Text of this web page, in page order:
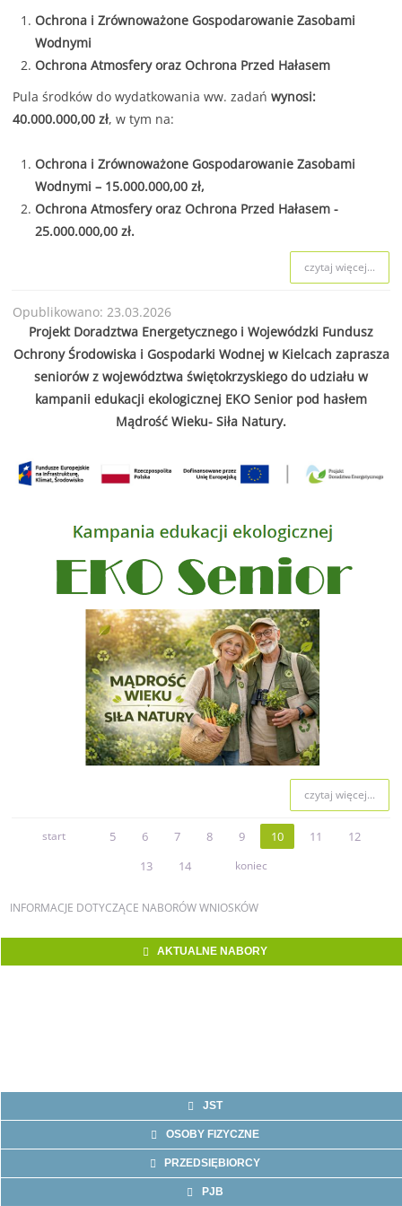
Ochrona i Zrównoważone Gospodarowanie Zasobami
Wodnymi
Ochrona Atmosfery oraz Ochrona Przed Hałasem
Pula środków do wydatkowania ww. zadań wynosi:
40.000.000,00 zł, w tym na:
Ochrona i Zrównoważone Gospodarowanie Zasobami
Wodnymi – 15.000.000,00 zł,
Ochrona Atmosfery oraz Ochrona Przed Hałasem -
25.000.000,00 zł.
czytaj więcej...
Opublikowano: 23.03.2026
Projekt Doradztwa Energetycznego i Wojewódzki Fundusz
Ochrony Środowiska i Gospodarki Wodnej w Kielcach zaprasza
seniorów z województwa świętokrzyskiego do udziału w
kampanii edukacji ekologicznej EKO Senior pod hasłem
Mądrość Wieku- Siła Natury.
czytaj więcej...
start 5 6 7 8 9 10 11
12
13
14 koniec
INFORMACJE DOTYCZĄCE NABORÓW WNIOSKÓW
AKTUALNE NABORY
JST
OSOBY FIZYCZNE
PRZEDSIĘBIORCY
PJB